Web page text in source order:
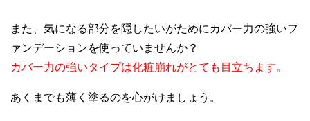
また、気になる部分を隠したいがためにカバー力の強いフ
ァンデーションを使っていませんか？
カバー力の強いタイプは化粧崩れがとても目立ちます。
あくまでも薄く塗るのを心がけましょう。